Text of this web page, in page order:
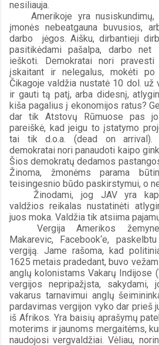
nesiliauja.
Amerikoje yra
įmonės nebeatgauna buvusios,
darbo  jėgos. Aišku, dirbantieji
pasitikėdami pašalpa, darbo net
ieškoti. Demokratai nori pravesti
įskaitant ir nelegalus, mokėti po
Čikagoje valdžia nustatė 10 dol. už
ir gauti tą patį, arba didesnį,
kiša pagalius į ekonomijos ratus?
dar tik Atstovų Rūmuose pas
pareiškė, kad jeigu to įstatymo
tai tik d.o.a. (dead on arrival).
demokratai nori panaudoti kaipo
Šios demokratų dedamos
Žinoma, žmonėms parama
teisingesnio būdo paskirstymui, o
Žinodami, jog JAV yra
valdžios reikalas nustatinėti
juos moka. Valdžia tik atsiima
Vergija Amerikos
Makarevic, Facebook‘e,
vergiją. Jame rašoma, kad
1625 metais pradedant, buvo
anglų kolonistams Vakarų Indijose
vergijos nepripažįsta,
vakarus tarnavimui anglų
pardavimas vergijon vyko dar prieš
iš Afrikos. Yra baisių aprašymų
moterims ir jaunoms mergaitėms,
naudojosi vergvaldžiai. Vėliau,